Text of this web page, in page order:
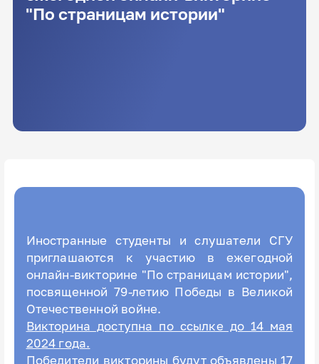
"По страницам истории"
Иностранные студенты и слушатели СГУ
приглашаются к участию в ежегодной
онлайн-викторине "По страницам истории",
посвященной 79-летию Победы в Великой
Отечественной войне.
Викторина доступна по ссылке до 14 мая
2024 года.
Победители викторины будут объявлены 17